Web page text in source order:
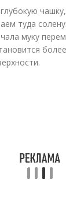
туда
муку